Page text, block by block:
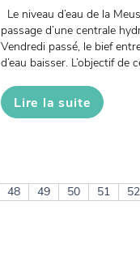
Le niveau d’eau de la
passage d’une centrale
Vendredi passé, le bief
d’eau baisser. L’objectif de
Lire la suite
48 49 50 51 52